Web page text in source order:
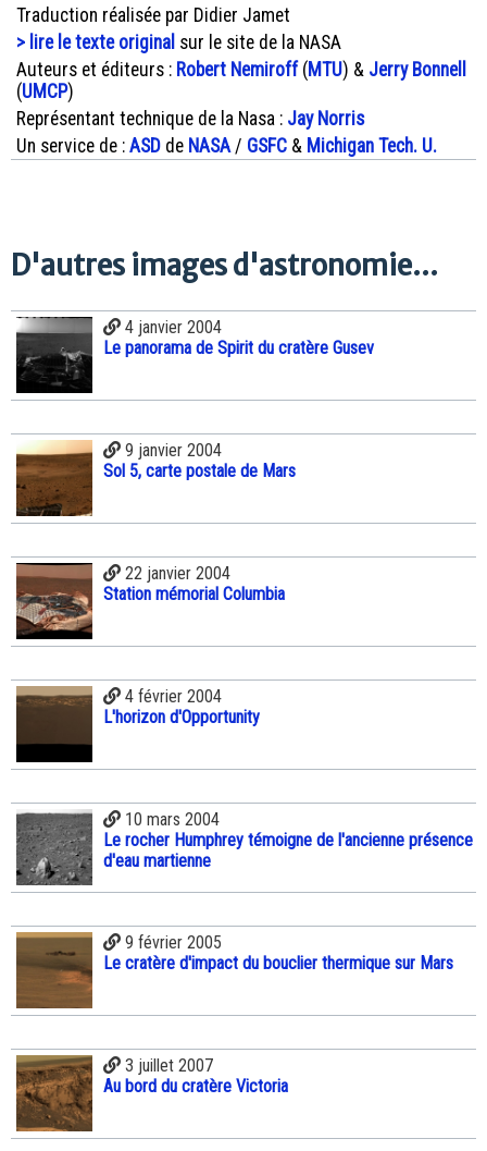
Traduction réalisée par Didier Jamet
> lire le texte original sur le site de la NASA
Auteurs et éditeurs : Robert Nemiroff(MTU) & Jerry Bonnell
(UMCP)
Représentant technique de la Nasa : Jay Norris
Un service de : ASD de NASA / GSFC & Michigan Tech. U.
D'autres images d'astronomie...
4 janvier 2004
Le panorama de Spirit du cratère Gusev
9 janvier 2004
Sol 5, carte postale de Mars
22 janvier 2004
Station mémorial Columbia
4 février 2004
L'horizon d'Opportunity
10 mars 2004
Le rocher Humphrey témoigne de l'ancienne présence
d'eau martienne
9 février 2005
Le cratère d'impact du bouclier thermique sur Mars
3 juillet 2007
Au bord du cratère Victoria